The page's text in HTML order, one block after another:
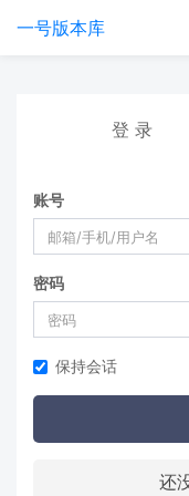
一号版本库
登 录
账号
密码
保持会话
还